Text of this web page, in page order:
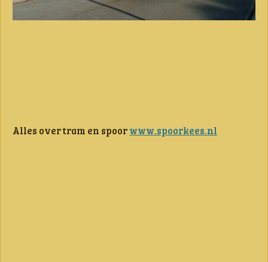
Alles over tram en spoorwww.spoorkees.nl